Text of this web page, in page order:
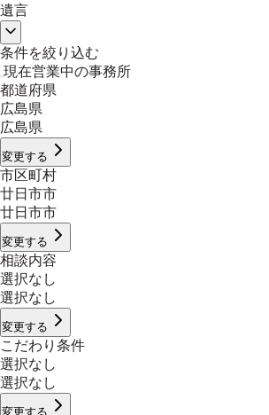
遺言
条件を絞り込む
現在営業中の事務所
都道府県
広島県
広島県
変更する
市区町村
廿日市市
廿日市市
変更する
相談内容
選択なし
選択なし
変更する
こだわり条件
選択なし
選択なし
変更する